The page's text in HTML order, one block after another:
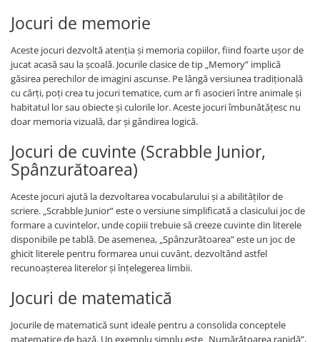
Jocuri de memorie
Aceste jocuri dezvoltă atenția și memoria copiilor, fiind foarte ușor de
jucat acasă sau la școală. Jocurile clasice de tip „Memory” implică
găsirea perechilor de imagini ascunse. Pe lângă versiunea tradițională
cu cărți, poți crea tu jocuri tematice, cum ar fi asocieri între animale și
habitatul lor sau obiecte și culorile lor. Aceste jocuri îmbunătățesc nu
doar memoria vizuală, dar și gândirea logică.
Jocuri de cuvinte (Scrabble Junior,
Spânzurătoarea)
Aceste jocuri ajută la dezvoltarea vocabularului și a abilităților de
scriere. „Scrabble Junior” este o versiune simplificată a clasicului joc de
formare a cuvintelor, unde copiii trebuie să creeze cuvinte din literele
disponibile pe tablă. De asemenea, „Spânzurătoarea” este un joc de
ghicit literele pentru formarea unui cuvânt, dezvoltând astfel
recunoașterea literelor și înțelegerea limbii.
Jocuri de matematică
Jocurile de matematică sunt ideale pentru a consolida conceptele
matematice de bază. Un exemplu simplu este „Numărătoarea rapidă”,